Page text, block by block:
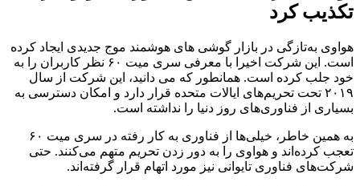
تکذیب کرد
هواوی به‌تازگی در بازار گوشی های هوشمند موج جدیدی ایجاد کرده
است. این شرکت اخیرا با معرفی سری میت ۶۰ نظر کاربران را به
خود جلب کرده است. همانطور که می دانید، این شرکت از سال
۲۰۱۹ تحت تحریم‌های ایالات متحده قرار دارد و امکان دسترسی به
بسیاری از فناوری‌های روز دنیا را نداشته است.
به همین خاطر، خیلی‌ها از فناوری به کار رفته در سری میت ۶۰
تعجب کرده‌اند و هواوی را به دور زدن تحریم متهم می‌کنند. حتی
شرکت‌های فناوری تایوانی نیز مورد اتهام قرار گرفته‌اند.